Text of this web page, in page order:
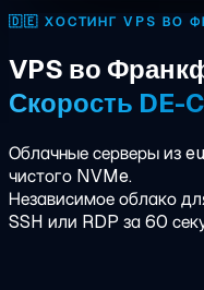
🇩🇪 ХОСТИНГ VPS ВО
VPS во
Скорость DE-
Облачные серверы из
чистого NVMe.
Независимое облако
SSH или RDP за 60